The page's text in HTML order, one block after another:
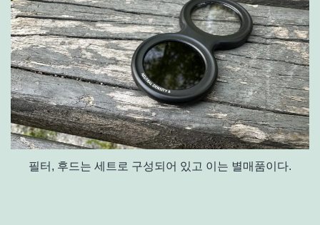
필터, 후드는 세트로 구성되어 있고 이는 별매품이다.